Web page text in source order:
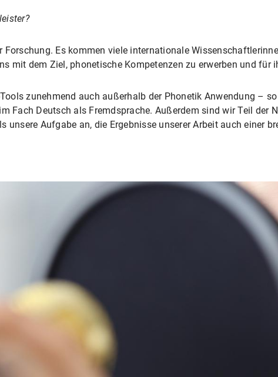
Forschung. Es kommen viele internationale
mit dem Ziel, phonetische Kompetenzen zu erwerben und für
zunehmend auch außerhalb der Phonetik Anwendung –
Fach Deutsch als Fremdsprache. Außerdem sind wir Teil der
unsere Aufgabe an, die Ergebnisse unserer Arbeit auch einer